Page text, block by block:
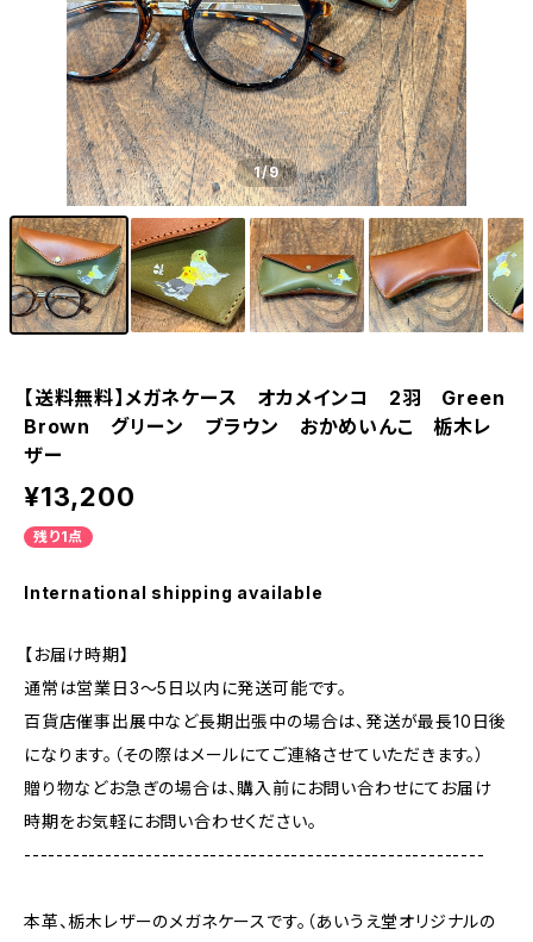
1/9
【送料無料】メガネケース オカメインコ 2羽 Green
Brown グリーン ブラウン おかめいんこ 栃木レ
ザー
¥13,200
残り1点
International shipping available
【お届け時期】
通常は営業日3〜5日以内に発送可能です。
百貨店催事出展中など長期出張中の場合は、発送が最長10日後
になります。（その際はメールにてご連絡させていただきます。）
贈り物などお急ぎの場合は、購入前にお問い合わせにてお届け
時期をお気軽にお問い合わせください。
---------------------------------------------------------
本革、栃木レザーのメガネケースです。（あいうえ堂オリジナルの